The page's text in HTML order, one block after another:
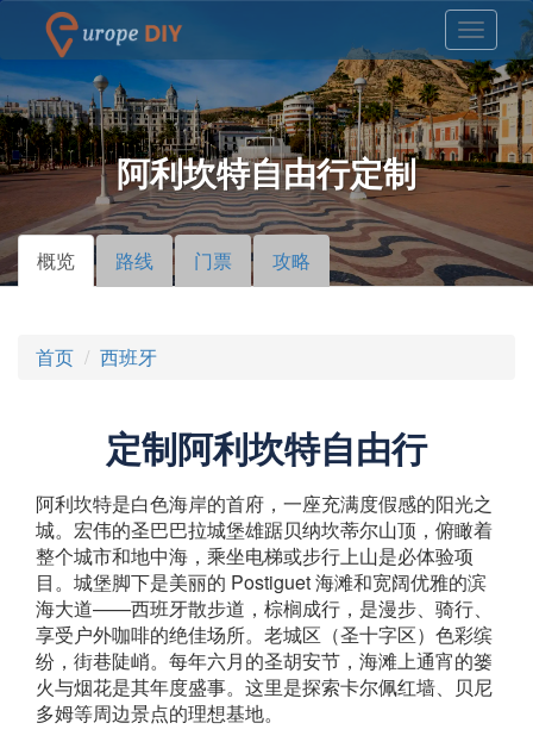
阿利坎特自由行定制
主标签
概览 （活
动标
路线 门票 攻略
首页 西班牙
定制阿利坎特自由行
阿利坎特是白色海岸的首府，一座充满度假感的阳光之
城。宏伟的圣巴巴拉城堡雄踞贝纳坎蒂尔山顶，俯瞰着
整个城市和地中海，乘坐电梯或步行上山是必体验项
目。城堡脚下是美丽的 Postiguet 海滩和宽阔优雅的滨
海大道——西班牙散步道，棕榈成行，是漫步、骑行、
享受户外咖啡的绝佳场所。老城区（圣十字区）色彩缤
纷，街巷陡峭。每年六月的圣胡安节，海滩上通宵的篓
火与烟花是其年度盛事。这里是探索卡尔佩红墙、贝尼
多姆等周边景点的理想基地。